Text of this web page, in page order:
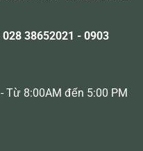
028 38652021 - 0903
8:00AM đến 5:00 PM